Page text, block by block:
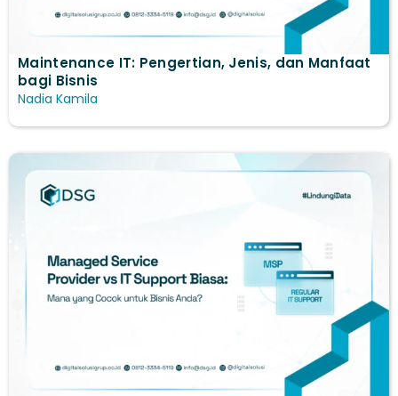
Maintenance IT: Pengertian, Jenis, dan Manfaat
bagi Bisnis
Nadia Kamila